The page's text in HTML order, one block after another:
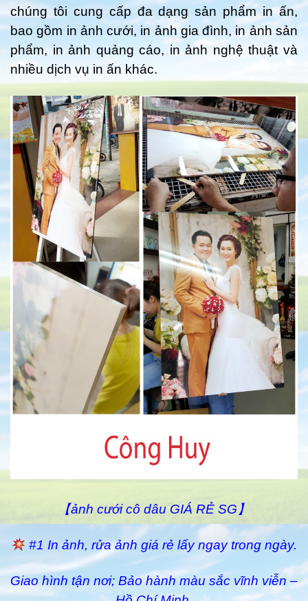
chúng tôi cung cấp đa dạng sản phẩm in ấn,
bao gồm in ảnh cưới, in ảnh gia đình, in ảnh sản
phẩm, in ảnh quảng cáo, in ảnh nghệ thuật và
nhiều dịch vụ in ấn khác.
【ảnh cưới cô dâu GIÁ RẺ SG】
#1 In ảnh, rửa ảnh giá rẻ lấy ngay trong ngày.
Giao hình tận nơi; Bảo hành màu sắc vĩnh viễn –